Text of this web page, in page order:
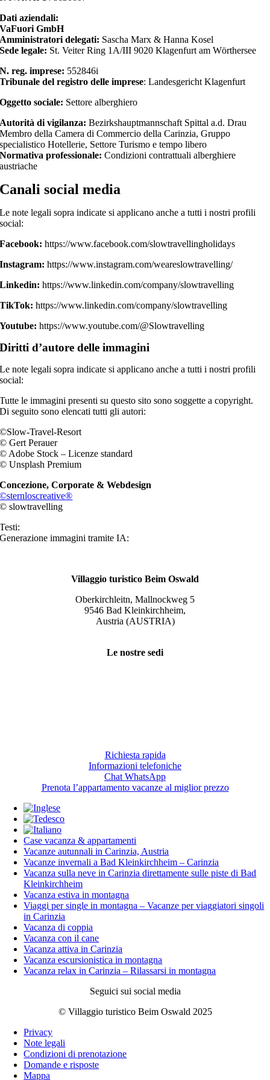
Dati aziendali:
VaFuori GmbH
Amministratori delegati: Sascha Marx & Hanna Kosel
Sede legale: St. Veiter Ring 1A/III 9020 Klagenfurt am Wörthersee
N. reg. imprese: 552846i
Tribunale del registro delle imprese: Landesgericht Klagenfurt
Oggetto sociale: Settore alberghiero
Autorità di vigilanza: Bezirkshauptmannschaft Spittal a.d. Drau
Membro della Camera di Commercio della Carinzia, Gruppo
specialistico Hotellerie, Settore Turismo e tempo libero
Normativa professionale: Condizioni contrattuali alberghiere
austriache
Canali social media
Le note legali sopra indicate si applicano anche a tutti i nostri profili
social:
Facebook: https://www.facebook.com/slowtravellingholidays
Instagram: https://www.instagram.com/weareslowtravelling/
Linkedin: https://www.linkedin.com/company/slowtravelling
TikTok:https://www.linkedin.com/company/slowtravelling
Youtube:https://www.youtube.com/@Slowtravelling
Diritti d’autore delle immagini
Le note legali sopra indicate si applicano anche a tutti i nostri profili
social:
Tutte le immagini presenti su questo sito sono soggette a copyright.
Di seguito sono elencati tutti gli autori:
©Slow-Travel-Resort
©Gert Perauer
© Adobe Stock – Licenze standard
© Unsplash Premium
Concezione, Corporate & Webdesign
©sternloscreative®
© slowtravelling
Testi:
Generazione immagini tramite IA:
Villaggio turistico Beim Oswald
Oberkirchleitn, Mallnockweg 5
9546 Bad Kleinkirchheim,
Austria (AUSTRIA)
Le nostre sedi
Richiesta rapida
Informazioni telefoniche
Chat WhatsApp
Prenota l’appartamento vacanze al miglior prezzo
Case vacanza & appartamenti
Vacanze autunnali in Carinzia, Austria
Vacanze invernali a Bad Kleinkirchheim – Carinzia
Vacanza sulla neve in Carinzia direttamente sulle piste di Bad
Kleinkirchheim
Vacanza estiva in montagna
Viaggi per single in montagna – Vacanze per viaggiatori singoli
in Carinzia
Vacanza di coppia
Vacanza con il cane
Vacanza attiva in Carinzia
Vacanza escursionistica in montagna
Vacanza relax in Carinzia – Rilassarsi in montagna
Seguici sui social media
© Villaggio turistico Beim Oswald 2025
Privacy
Note legali
Condizioni di prenotazione
Domande e risposte
Mappa